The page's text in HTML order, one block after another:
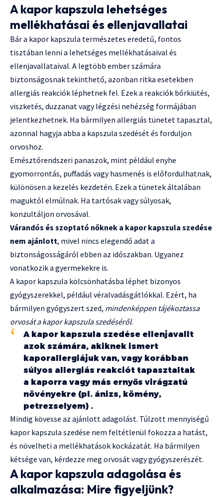
A kapor kapszula lehetséges
mellékhatásai és ellenjavallatai
Bár a kapor kapszula természetes eredetű, fontos
tisztában lenni a lehetséges mellékhatásaival és
ellenjavallataival. A legtöbb ember számára
biztonságosnak tekinthető, azonban ritka esetekben
allergiás reakciók léphetnek fel. Ezek a reakciók bőrkiütés,
viszketés, duzzanat vagy légzési nehézség formájában
jelentkezhetnek. Ha bármilyen allergiás tünetet tapasztal,
azonnal hagyja abba a kapszula szedését és forduljon
orvoshoz.
Emésztőrendszeri panaszok, mint például enyhe
gyomorrontás, puffadás vagy hasmenés is előfordulhatnak,
különösen a kezelés kezdetén. Ezek a tünetek általában
maguktól elmúlnak. Ha tartósak vagy súlyosak,
konzultáljon orvosával.
Várandós és szoptató nőknek a kapor kapszula szedése
nem ajánlott, mivel nincs elegendő adat a
biztonságosságáról ebben az időszakban. Ugyanez
vonatkozik a gyermekekre is.
A kapor kapszula kölcsönhatásba léphet bizonyos
gyógyszerekkel, például véralvadásgátlókkal. Ezért, ha
bármilyen gyógyszert szed, mindenképpen tájékoztassa
orvosát a kapor kapszula szedéséről.
A kapor kapszula szedése ellenjavallt
azok számára, akiknek ismert
kaporallergiájuk van, vagy korábban
súlyos allergiás reakciót tapasztaltak
a kaporra vagy más ernyős virágzatú
növényekre (pl. ánizs, kömény,
petrezselyem) .
Mindig kövesse az ajánlott adagolást. Túlzott mennyiségű
kapor kapszula szedése nem feltétlenül fokozza a hatást,
és növelheti a mellékhatások kockázatát. Ha bármilyen
kétsége van, kérdezze meg orvosát vagy gyógyszerészét.
A kapor kapszula adagolása és
alkalmazása: Mire figyeljünk?